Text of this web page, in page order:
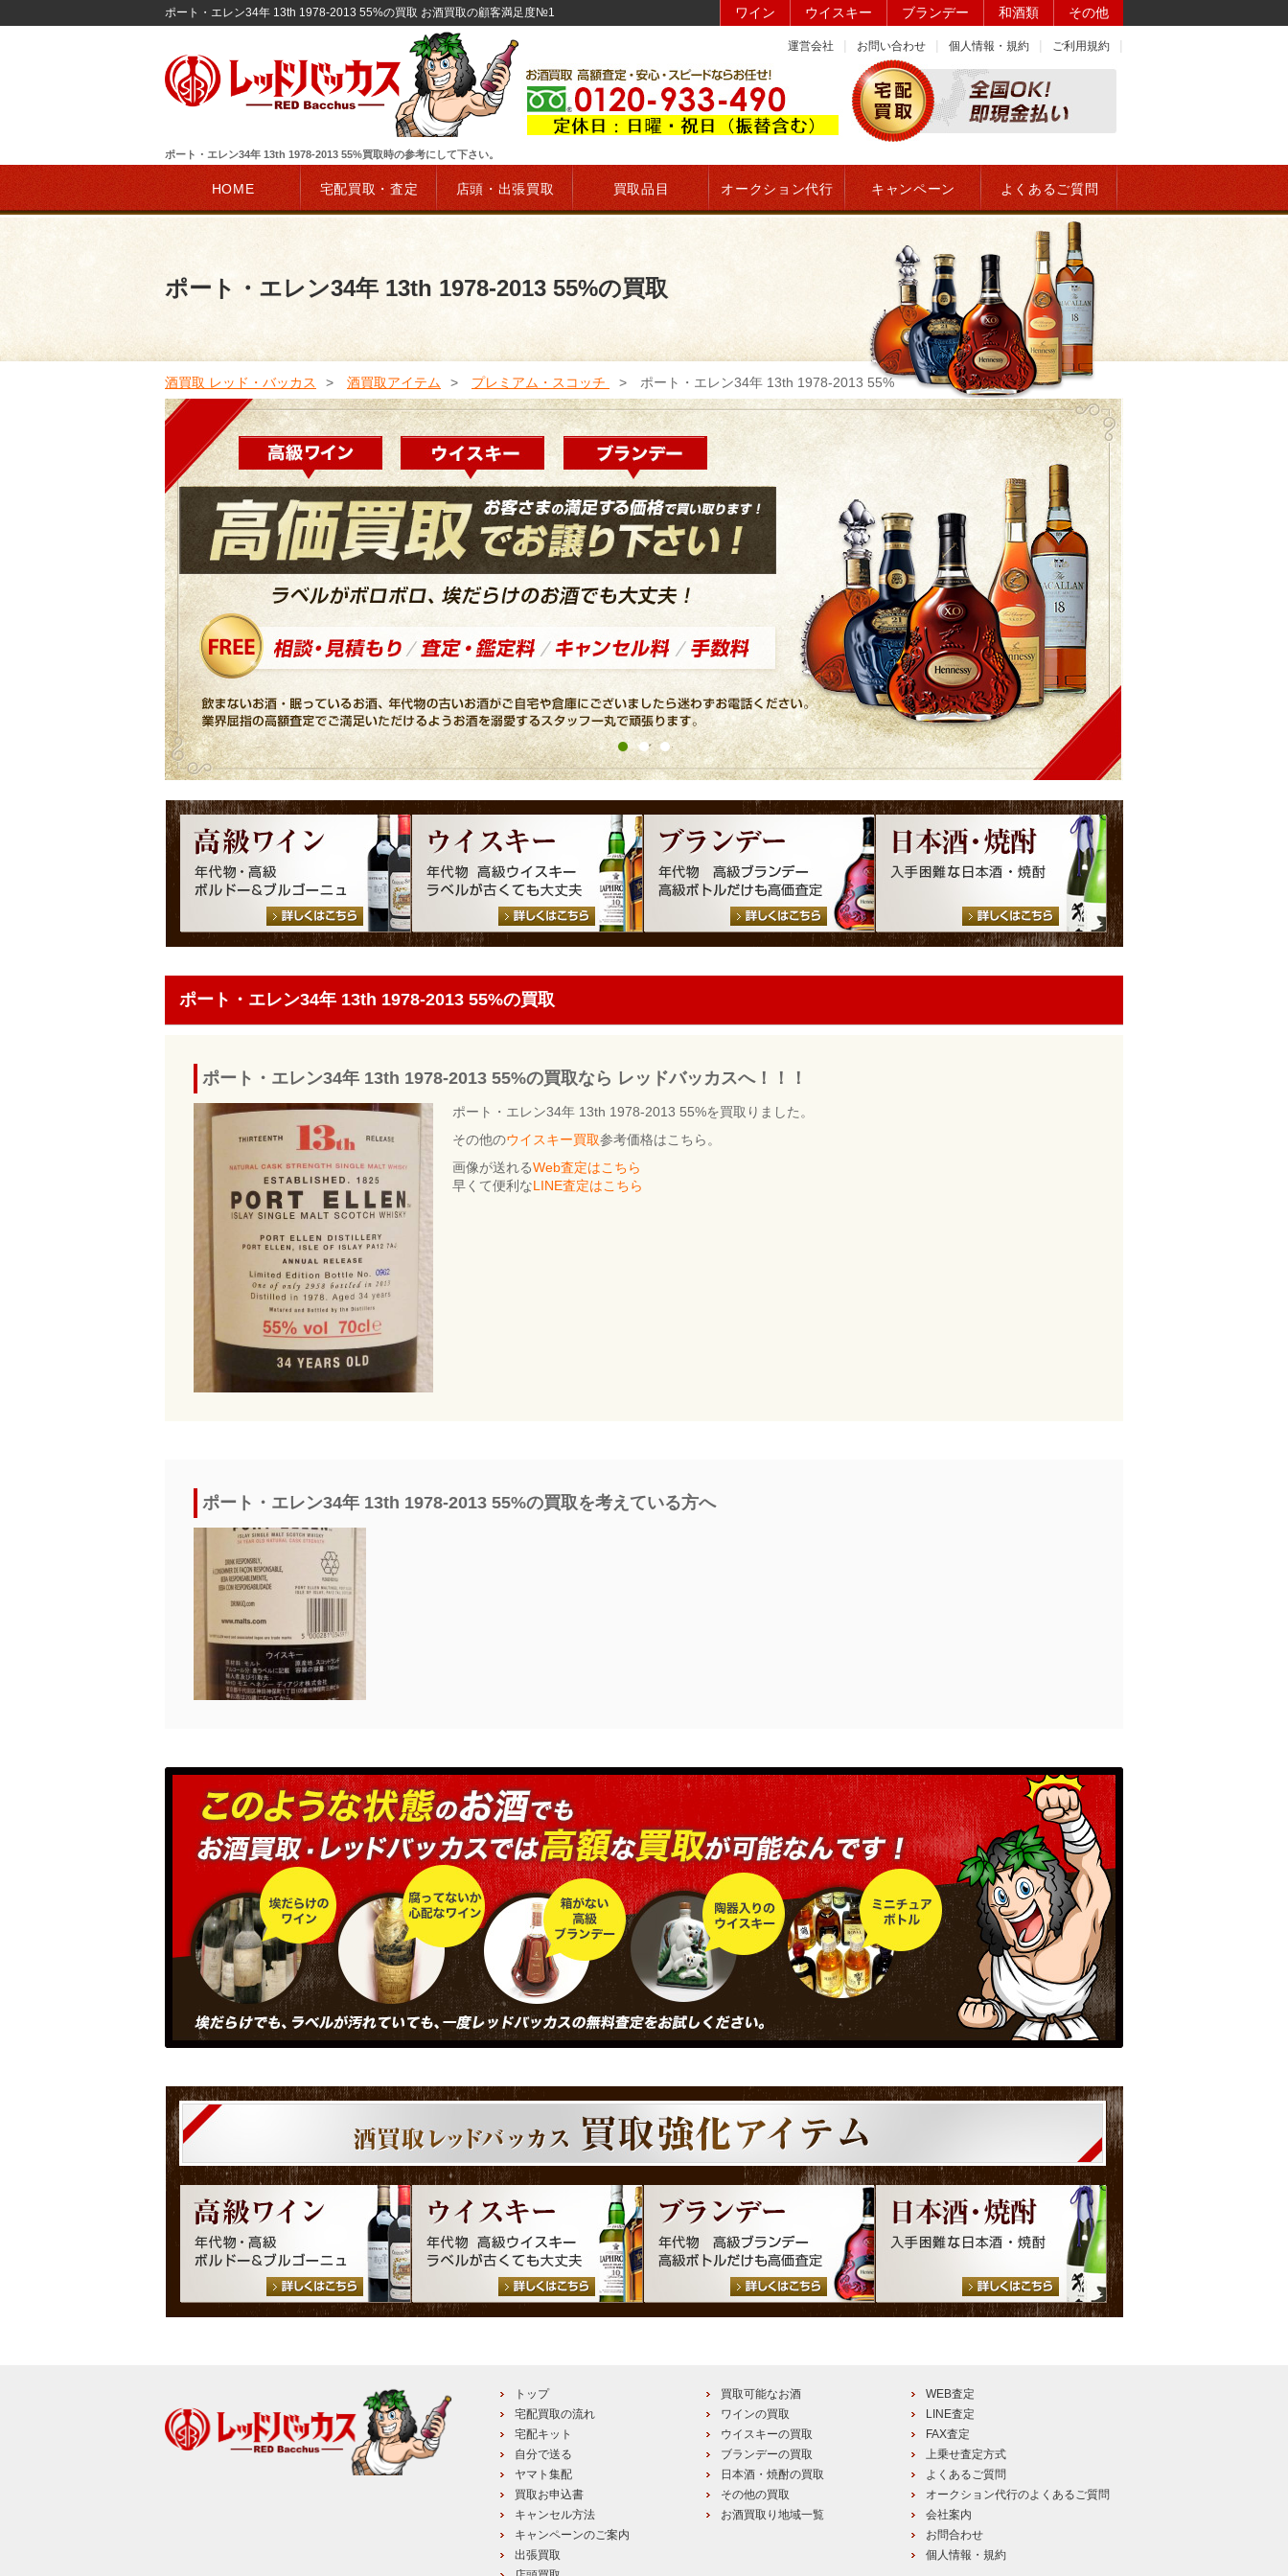
ポート・エレン34年 13th 1978-2013 55%の買取 お酒買取の顧客満足度№1 ワイン ウイスキー ブランデー 和酒類 その他
運営会社 お問い合わせ 個人情報・規約 ご利用規約
ポート・エレン34年 13th 1978-2013 55%買取時の参考にして下さい。
HOME 宅配買取・査定 店頭・出張買取 買取品目 オークション代行 キャンペーン よくあるご質問
ポート・エレン34年 13th 1978-2013 55%の買取
酒買取 レッド・バッカス 酒買取アイテム プレミアム・スコッチ ポート・エレン34年 13th 1978-2013 55%
ポート・エレン34年 13th 1978-2013 55%の買取
ポート・エレン34年 13th 1978-2013 55%の買取なら レッドバッカスへ！！！
ポート・エレン34年 13th 1978-2013 55%を買取りました。
その他のウイスキー買取参考価格はこちら。
画像が送れるWeb査定はこちら
早くて便利なLINE査定はこちら
ポート・エレン34年 13th 1978-2013 55%の買取を考えている方へ
トップ
宅配買取の流れ
宅配キット
自分で送る
ヤマト集配
買取お申込書
キャンセル方法
キャンペーンのご案内
出張買取
買取可能なお酒
ワインの買取
ウイスキーの買取
ブランデーの買取
日本酒・焼酎の買取
その他の買取
お酒買取り地域一覧
WEB査定
LINE査定
FAX査定
上乗せ査定方式
よくあるご質問
オークション代行のよくあるご質問
会社案内
お問合わせ
個人情報・規約